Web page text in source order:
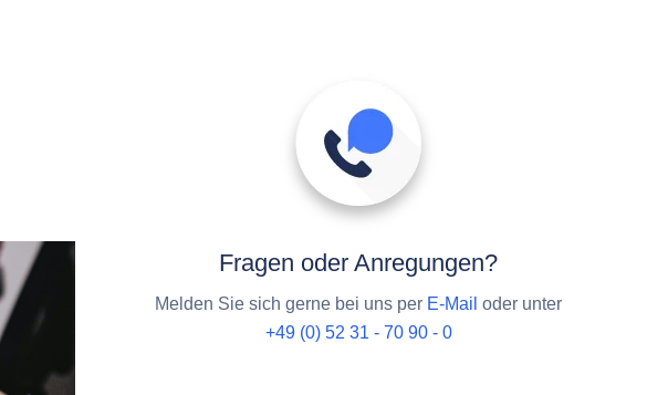
Fragen oder Anregungen?
Melden Sie sich gerne bei uns per E-Mail oder unter
+49 (0) 52 31 - 70 90 - 0